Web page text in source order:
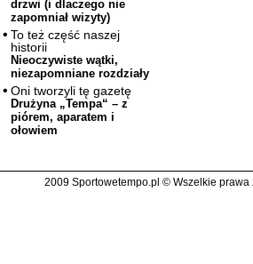
drzwi (i dlaczego nie
zapomniał wizyty)
To też część naszej
historii
Nieoczywiste wątki,
niezapomniane rozdziały
Oni tworzyli tę gazetę
Drużyna „Tempa“ – z
piórem, aparatem i
ołowiem
2009 Sportowetempo.pl © Wszelkie prawa